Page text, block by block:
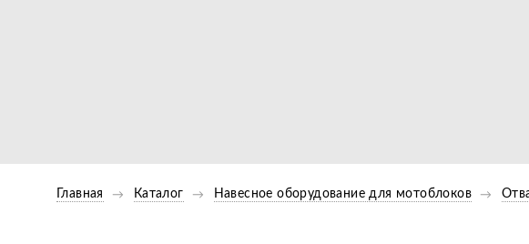
Главная Каталог Навесное оборудование для мотоблоков